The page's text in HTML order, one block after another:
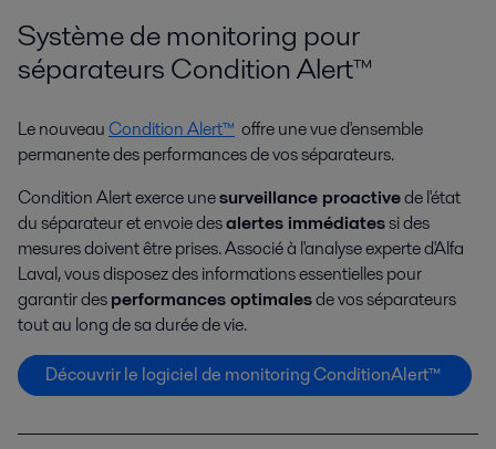
Système de monitoring pour
séparateurs Condition Alert™
Le nouveau Condition Alert™ offre une vue d'ensemble
permanente des performances de vos séparateurs.
Condition Alert exerce unesurveillance proactivede l'état
du séparateur et envoie desalertes immédiatessi des
mesures doivent être prises. Associé à l'analyse experte d'Alfa
Laval, vous disposez des informations essentielles pour
garantir desperformances optimalesde vos séparateurs
tout au long de sa durée de vie.
Découvrir le logiciel de monitoring ConditionAlert™